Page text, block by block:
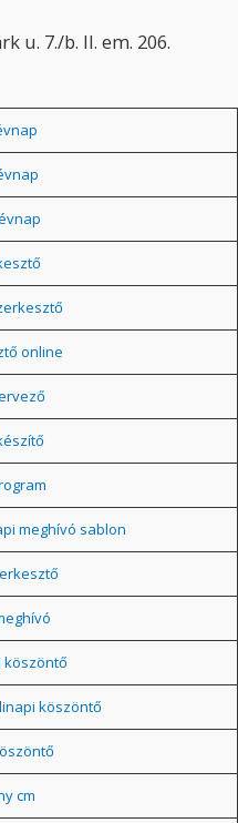
u. 7./b. II. em. 206.
online
meghívó sablon
köszöntő
köszöntő
cm